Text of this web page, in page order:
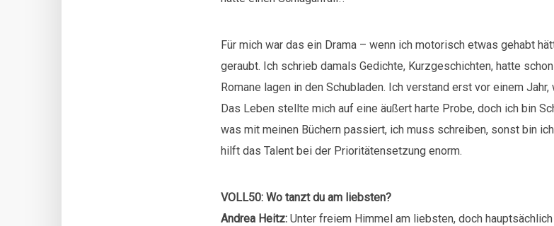
Für mich war das ein Drama – wenn ich motorisch etwas gehabt
geraubt. Ich schrieb damals Gedichte, Kurzgeschichten, hatte
Romane lagen in den Schubladen. Ich verstand erst vor einem
Das Leben stellte mich auf eine äußert harte Probe, doch ich bin
was mit meinen Büchern passiert, ich muss schreiben, sonst bin
hilft das Talent bei der Prioritätensetzung enorm.
VOLL50: Wo tanzt du am liebsten?
Andrea Heitz: Unter freiem Himmel am liebsten, doch